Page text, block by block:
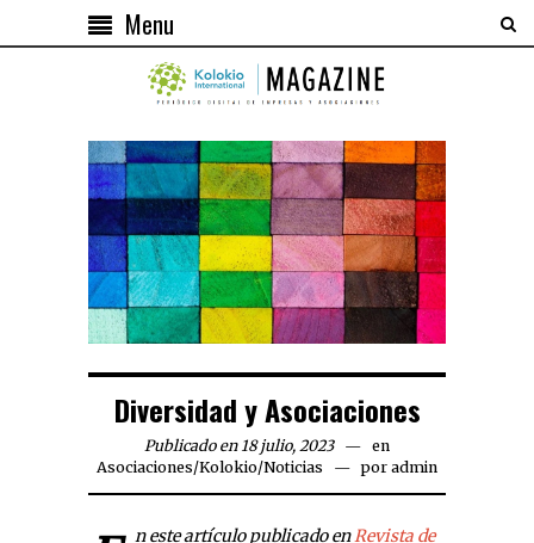
Menu
Diversidad y Asociaciones
Publicado en 18 julio, 2023
en
Asociaciones/Kolokio/Noticias por admin
En este artículo publicado enRevista de